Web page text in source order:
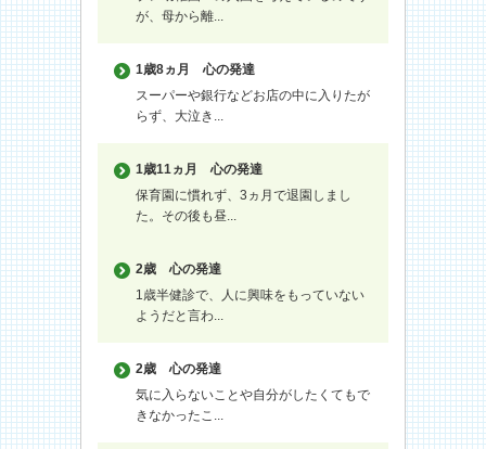
が、母から離...
1歳8ヵ月
心の発達
スーパーや銀行などお店の中に入りたが
らず、大泣き...
1歳11ヵ月
心の発達
保育園に慣れず、3ヵ月で退園しまし
た。その後も昼...
2歳
心の発達
1歳半健診で、人に興味をもっていない
ようだと言わ...
2歳
心の発達
気に入らないことや自分がしたくてもで
きなかったこ...